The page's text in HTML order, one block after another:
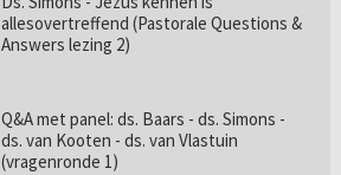
allesovertreffend (Pastorale Questions &
Answers lezing 2)
Q&A met panel: ds. Baars - ds. Simons -
ds. van Kooten - ds. van Vlastuin
(vragenronde 1)